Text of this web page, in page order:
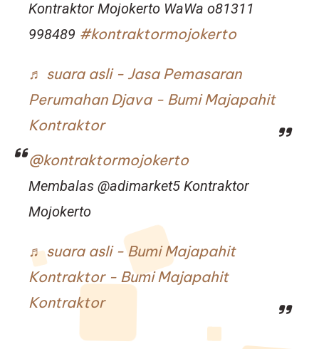
Kontraktor Mojokerto WaWa o81311
998489 #kontraktormojokerto
♬ suara asli - Jasa Pemasaran
Perumahan Djava - Bumi Majapahit
Kontraktor
@kontraktormojokerto
Membalas @adimarket5 Kontraktor
Mojokerto
♬ suara asli - Bumi Majapahit
Kontraktor - Bumi Majapahit
Kontraktor